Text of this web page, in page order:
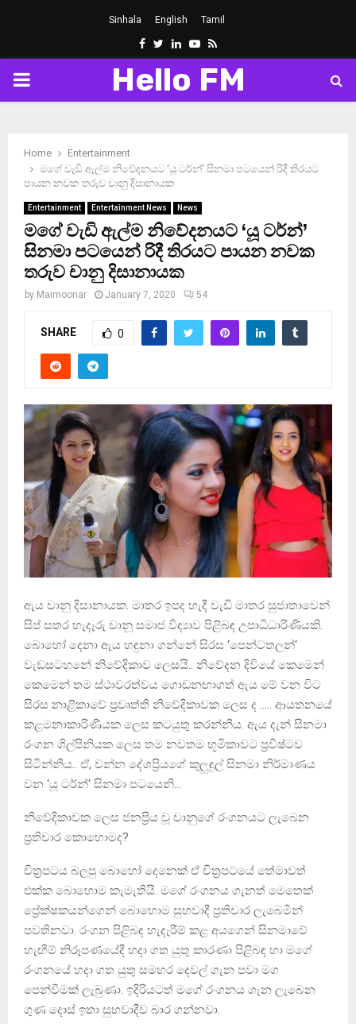
Sinhala English Tamil
Facebook
Twitter
LinkedinYoutube
Rss
PRIMARY
Hello FM
Home
Entertainment
ම‍ගේ වැඩි ඇල්ම නි‍වේද­න­යට ‘යූ ටර්න්’ සිනමා පට­යෙන් රිදී තිරයට
පායන නවක තරුව චානු දිසා­නා­යක
Entertainment Entertainment News News
ම‍ගේ වැඩි ඇල්ම නි‍වේද­න­යට ‘යූ ටර්න්’
සිනමා පට­යෙන් රිදී තිරයට පායන නවක
තරුව චානු දිසා­නා­යක
by Maimoonar January 7, 2020 54
SHARE 0
ඇය චානු දිසානායක.‍ මාතර ඉපද හැදී වැඩි මාතර සුජාතාවෙන්
සිප් සතර හැදෑරු චානූ සමාජ විද්‍යාව පිළිබඳ උපාධිධාරිණියකි.
බො‍‍‍හෝ ‍දෙනා ඇය හඳුනා ගන්නේ සිරස ‘පෙන්ටතලන්‘
වැඩසටහ‍නේ නි‍වේදිකාව ‍ලෙසයි.. නි‍වේදන දිවි‍යේ ‍කෙ‍මෙන්
‍කෙ‍මෙන් තම ස්ථාවරත්වය ‍ගොඩනඟාගත් ඇය ‍මේ වන විට
සිරස නාළිකා‍වේ ප්‍රවෘත්ති නිවේදිකාවක ලෙස ද ….. ආයතනයේ
කළමනාකාරිණියක ලෙස කටයුතු කරන්නීය. ඇය දැන් සිනමා
රංගන ශිල්පිනියක ‍ලෙස තම නවතම භූමිකාවට ප්‍රවිෂ්ටව
සිටින්නීය.. ඒ, චන්න දේශප්‍රියගේ කුලුඳුල් සිනමා නිර්මාණය
වන ‘යූ ටර්න්‘ සිනමා පටයෙනි…
නිවේදිකාවක ලෙස ජනප්‍රිය වූ චානු‍ගේ රංගනයට ලැබෙන
ප්‍රතිචාර කොහොමද?
චිත්‍රපටය බලපු බොහෝ දෙනෙක් ඒ චිත්‍රපට‍යේ ‍තේමාවත්
එක්ක ‍බො‍හොම කැමැතියි. ම‍ගේ රංගනය ගැනත් ‍මෙ‍තෙක්
ප්‍රේක්ෂකයන්ගෙන් බොහොම සුභවාදී ප්‍රතිචාර ලැ‍බෙමින්
පවතිනවා. රංගන පිළිබඳ හැදැරීම් කළ අය‍ගෙන් සිනමාවේ
හැඟීම් නිරූපණයේදී හදා ගත යුතු කාරණා පිළිබඳ හා ම‍ගේ
රංගන‍යේ හදා ගත යුතු සමහර ‍දෙවල් ගැන පවා මග
‍පෙන්වීමක් ලැබුණා. ඉදිරියටත් ම‍ගේ රංගනය ගැන ලැ‍බෙන
ගුණ දොස් ඉතා සුභවාදීව බාර ගන්නවා.